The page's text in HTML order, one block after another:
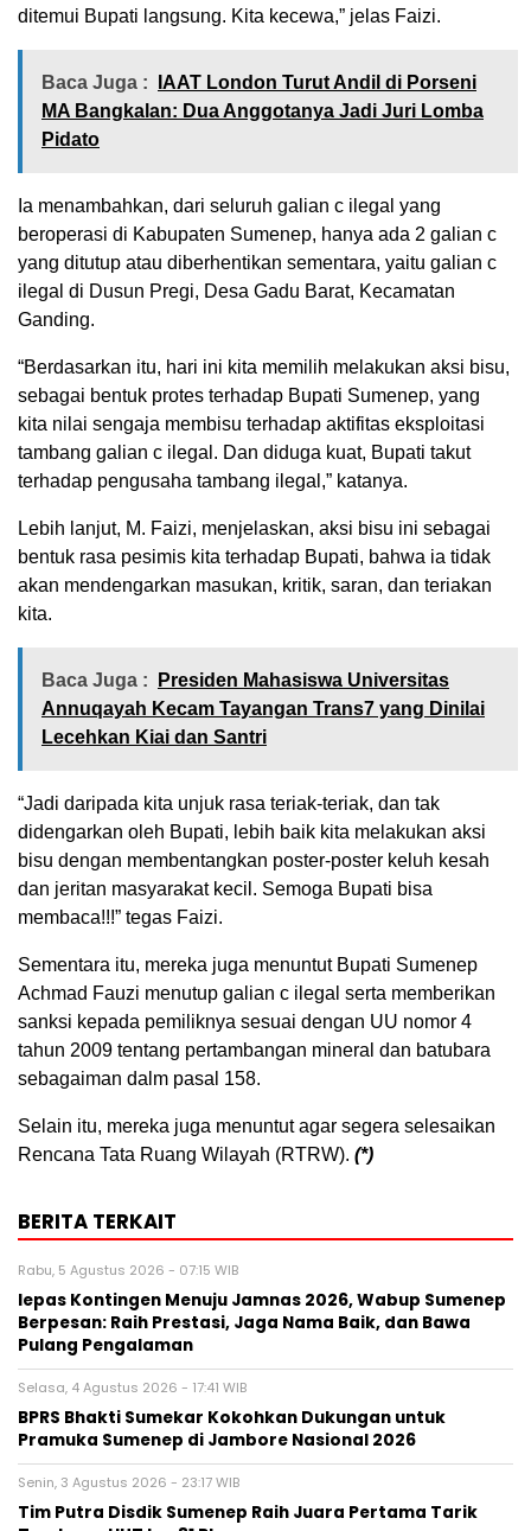
ditemui Bupati langsung. Kita kecewa,” jelas Faizi.
Baca Juga :
IAAT London Turut Andil di Porseni
MA Bangkalan: Dua Anggotanya Jadi Juri Lomba
Pidato
Ia menambahkan, dari seluruh galian c ilegal yang
beroperasi di Kabupaten Sumenep, hanya ada 2 galian c
yang ditutup atau diberhentikan sementara, yaitu galian c
ilegal di Dusun Pregi, Desa Gadu Barat, Kecamatan
Ganding.
“Berdasarkan itu, hari ini kita memilih melakukan aksi bisu,
sebagai bentuk protes terhadap Bupati Sumenep, yang
kita nilai sengaja membisu terhadap aktifitas eksploitasi
tambang galian c ilegal. Dan diduga kuat, Bupati takut
terhadap pengusaha tambang ilegal,” katanya.
Lebih lanjut, M. Faizi, menjelaskan, aksi bisu ini sebagai
bentuk rasa pesimis kita terhadap Bupati, bahwa ia tidak
akan mendengarkan masukan, kritik, saran, dan teriakan
kita.
Baca Juga :
Presiden Mahasiswa Universitas
Annuqayah Kecam Tayangan Trans7 yang Dinilai
Lecehkan Kiai dan Santri
“Jadi daripada kita unjuk rasa teriak-teriak, dan tak
didengarkan oleh Bupati, lebih baik kita melakukan aksi
bisu dengan membentangkan poster-poster keluh kesah
dan jeritan masyarakat kecil. Semoga Bupati bisa
membaca!!!” tegas Faizi.
Sementara itu, mereka juga menuntut Bupati Sumenep
Achmad Fauzi menutup galian c ilegal serta memberikan
sanksi kepada pemiliknya sesuai dengan UU nomor 4
tahun 2009 tentang pertambangan mineral dan batubara
sebagaiman dalm pasal 158.
Selain itu, mereka juga menuntut agar segera selesaikan
Rencana Tata Ruang Wilayah (RTRW). (*)
BERITA TERKAIT
Rabu, 5 Agustus 2026 - 07:15 WIB
lepas Kontingen Menuju Jamnas 2026, Wabup Sumenep
Berpesan: Raih Prestasi, Jaga Nama Baik, dan Bawa
Pulang Pengalaman
Selasa, 4 Agustus 2026 - 17:41 WIB
BPRS Bhakti Sumekar Kokohkan Dukungan untuk
Pramuka Sumenep di Jambore Nasional 2026
Senin, 3 Agustus 2026 - 23:17 WIB
Tim Putra Disdik Sumenep Raih Juara Pertama Tarik